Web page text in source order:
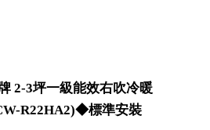
2-3坪一級能效右吹冷暖
R22HA2)◆標準安裝